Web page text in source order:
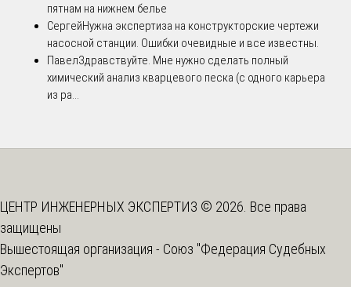
пятнам на нижнем белье
СергейНужна экспертиза на конструкторские чертежи
насосной станции. Ошибки очевидные и все известны.
ПавелЗдравствуйте. Мне нужно сделать полный
химический анализ кварцевого песка (с одного карьера
из ра...
ЦЕНТР ИНЖЕНЕРНЫХ ЭКСПЕРТИЗ © 2026. Все права
защищены
Вышестоящая организация - Союз "Федерация Судебных
Экспертов"